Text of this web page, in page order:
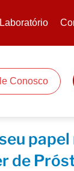
Conosco
papel
de